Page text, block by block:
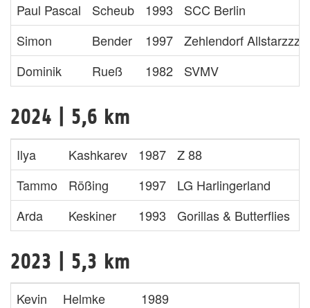
Paul Pascal Scheub 1993
SCC Berlin
Simon
Bender 1997
Zehlendorf Allstarzzz
Dominik
Rueß 1982 SVMV
2024 | 5,6 km
Ilya Kashkarev 1987 Z 88
Tammo
Rößing 1997 LG Harlingerland
Arda
Keskiner 1993 Gorillas & Butterflies
2023 | 5,3 km
Kevin Helmke 1989